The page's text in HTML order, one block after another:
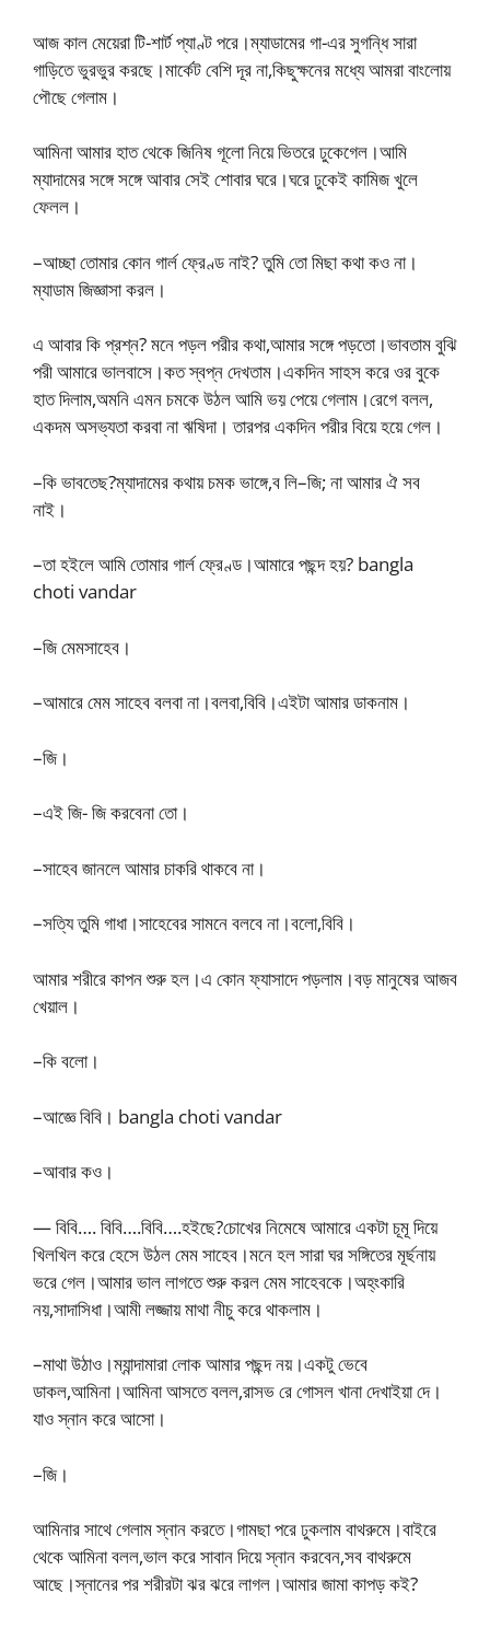
আজ কাল মেয়েরা টি-শার্ট প্যাণ্ট পরে।ম্যাডামের গা-এর সুগন্ধি সারা
গাড়িতে ভুরভুর করছে।মার্কেট বেশি দূর না,কিছুক্ষনের মধ্যে আমরা বাংলোয়
পৌছে গেলাম।
আমিনা আমার হাত থেকে জিনিষ গূলো নিয়ে ভিতরে ঢুকেগেল।আমি
ম্যাদামের সঙ্গে সঙ্গে আবার সেই শোবার ঘরে।ঘরে ঢুকেই কামিজ খুলে
ফেলল।
–আচ্ছা তোমার কোন গার্ল ফ্রেণ্ড নাই? তুমি তো মিছা কথা কও না।
ম্যাডাম জিজ্ঞাসা করল।
এ আবার কি প্রশ্ন? মনে পড়ল পরীর কথা,আমার সঙ্গে পড়তো।ভাবতাম বুঝি
পরী আমারে ভালবাসে।কত স্বপ্ন দেখতাম।একদিন সাহস করে ওর বুকে
হাত দিলাম,অমনি এমন চমকে উঠল আমি ভয় পেয়ে গেলাম।রেগে বলল,
একদম অসভ্যতা করবা না ঋষিদা। তারপর একদিন পরীর বিয়ে হয়ে গেল।
–কি ভাবতেছ?ম্যাদামের কথায় চমক ভাঙ্গে,ব লি–জি; না আমার ঐ সব
নাই।
–তা হইলে আমি তোমার গার্ল ফ্রেণ্ড।আমারে পছন্দ হয়? bangla
choti vandar
–জি মেমসাহেব।
–আমারে মেম সাহেব বলবা না।বলবা,বিবি।এইটা আমার ডাকনাম।
–জি।
–এই জি- জি করবেনা তো।
–সাহেব জানলে আমার চাকরি থাকবে না।
–সত্যি তুমি গাধা।সাহেবের সামনে বলবে না।বলো,বিবি।
আমার শরীরে কাপন শুরু হল।এ কোন ফ্যাসাদে পড়লাম।বড় মানুষের আজব
খেয়াল।
–কি বলো।
–আজ্ঞে বিবি। bangla choti vandar
–আবার কও।
— বিবি…. বিবি….বিবি….হইছে?চোখের নিমেষে আমারে একটা চূমূ দিয়ে
খিলখিল করে হেসে উঠল মেম সাহেব।মনে হল সারা ঘর সঙ্গিতের মূর্ছনায়
ভরে গেল।আমার ভাল লাগতে শুরু করল মেম সাহেবকে।অহ্ংকারি
নয়,সাদাসিধা।আমী লজ্জায় মাথা নীচু করে থাকলাম।
–মাথা উঠাও।ম্যান্দামারা লোক আমার পছন্দ নয়।একটু ভেবে
ডাকল,আমিনা।আমিনা আসতে বলল,রাসভ রে গোসল খানা দেখাইয়া দে।
যাও স্নান করে আসো।
–জি।
আমিনার সাথে গেলাম স্নান করতে।গামছা পরে ঢুকলাম বাথরুমে।বাইরে
থেকে আমিনা বলল,ভাল করে সাবান দিয়ে স্নান করবেন,সব বাথরুমে
আছে।স্নানের পর শরীরটা ঝর ঝরে লাগল।আমার জামা কাপড় কই?